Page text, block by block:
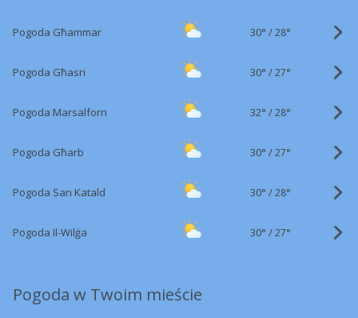
Pogoda Għammar 30° /28°
Pogoda Għasri 30° /27°
Pogoda Marsalforn 32° /28°
Pogoda Għarb 30° /27°
Pogoda San Katald 30° /28°
Pogoda Il-Wilġa 30° /27°
Pogoda w Twoim mieście